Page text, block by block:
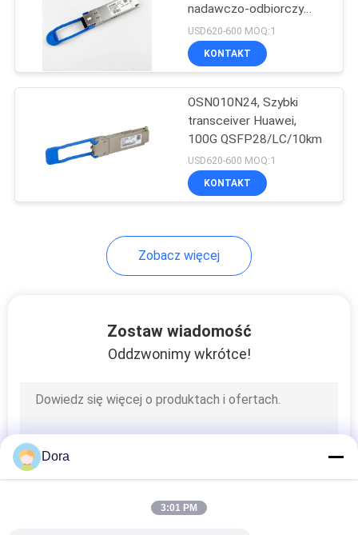
OSN Huawei
189
Cisco
Zasilacz Cisco
nadawczo-odbiorczy
zgodny z Huawei
100GBASE-LR4 10km
SMF LC DDM
USD620-600 MOQ:1
KONTAKT
OSN010N24, Szybki
transceiver Huawei,
100G QSFP28/LC/10km
USD620-600 MOQ:1
KONTAKT
Zobacz więcej
Zostaw wiadomość
Oddzwonimy wkrótce!
Dora
3:01 PM